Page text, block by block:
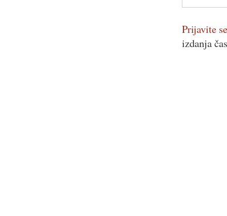
Prijavite
izdanja